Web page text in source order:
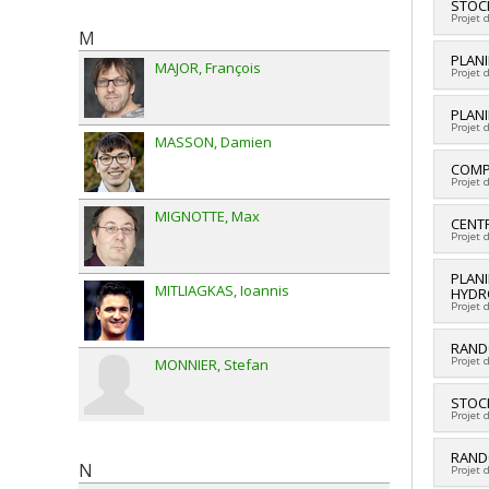
Projet
Projet
Projet
Projet
Projet
Co-
Zhan
Projet
Projet
Inc.
Projet
Co-
Projet
M
MAJOR François
MASSON Damien
MIGNOTTE Max
MITLIAGKAS Ioannis
MONNIER Stefan
N